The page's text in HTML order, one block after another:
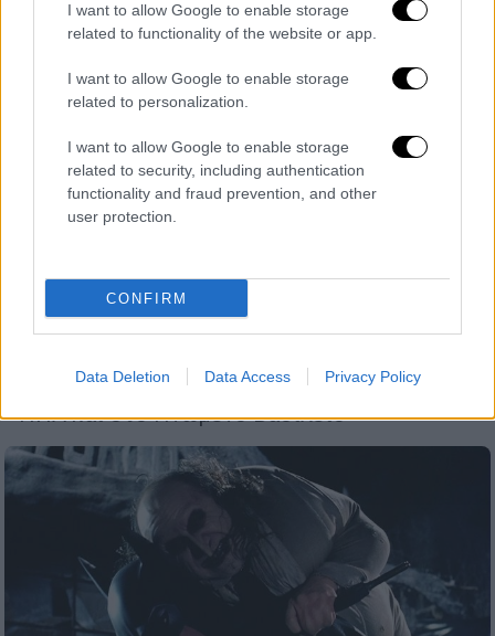
I want to allow Google to enable storage
related to functionality of the website or app.
I want to allow Google to enable storage
related to personalization.
I want to allow Google to enable storage
related to security, including authentication
functionality and fraud prevention, and other
user protection.
CONFIRM
Data Deletion Data Access Privacy Policy
Σινεμά|17.10.2021 10:25
τη Ζόι Κράβιτζ ως Catwoman
Η ταινία «The Batman» σε σκηνοθεσία Ματ
Ριβς έχει προγραμματιστεί να
κυκλοφορήσει στις 4 Μαρτίου 2022 στις
ΗΠΑ και στο Ηνωμένο Βασίλειο